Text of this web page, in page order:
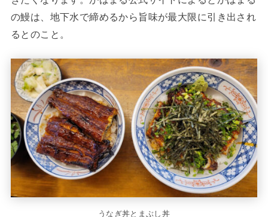
の鰻は、地下水で締めるから旨味が最大限に引き出され
るとのこと。
うなぎ丼とまぶし丼